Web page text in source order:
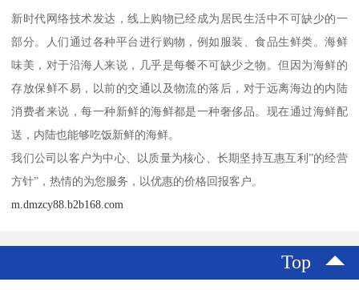
新时代网络技术发达，线上购物已经成为居民生活中不可缺少的一
部分。人们通过各种平台进行购物，例如服装、食品生鲜类。海鲜
味美，对于沿海人来说，几乎是每餐不可缺少之物。但因为海鲜的
存放保鲜不易，以前的交通以及物流的落后，对于远离海边的内陆
消费者来说，每一种新鲜的海鲜都是一种奢侈品。现在通过海鲜配
送，内陆也能够吃饭新鲜的海鲜。
我们公司以客户为中心、以质量为核心、长期坚持互惠互利”的经营
方针”，热情的为您服务，以优惠的价格回报客户。
m.dmzcy88.b2b168.com
Top